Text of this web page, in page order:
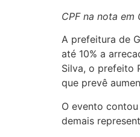
CPF na nota
A prefeitura de
até 10% a
Silva, o prefeito
que prevê
O evento
demais